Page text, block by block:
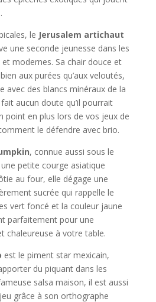
le Jerusalem artichaut
une seconde jeunesse dans les
modernes. Sa chair douce et
aux purées qu’aux veloutés,
avec des blancs minéraux de la
aucun doute qu’il pourrait
point en plus lors de vos jeux de
le défendre avec brio.
, connue aussi sous le
petite courge asiatique
au four, elle dégage une
sucrée qui rappelle le
vert foncé et la couleur jaune
parfaitement pour une
chaleureuse à votre table.
est le piment star mexicain,
du piquant dans les
salsa maison, il est aussi
grâce à son orthographe